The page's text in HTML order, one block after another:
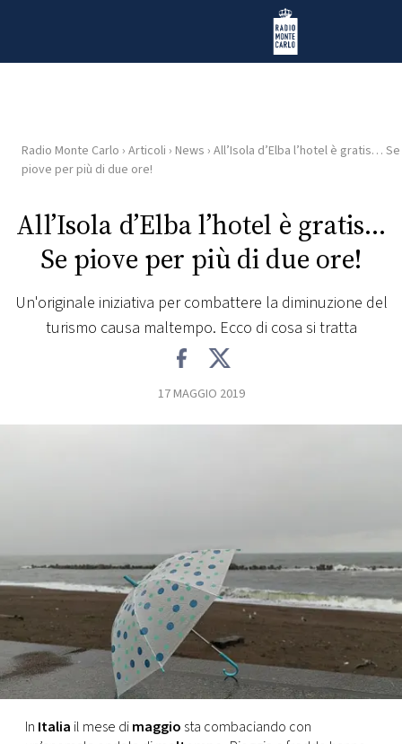
Radio Monte Carlo
HOME
RADIO
WEB
RADIO
PLAYLIST
VIDEO
TV
PRINCIPATO
DI
Radio Monte Carlo › Articoli › News › All’Isola d’Elba l’hotel è gratis… Se
piove per più di due ore!
All’Isola d’Elba l’hotel è gratis…
Se piove per più di due ore!
Un'originale iniziativa per combattere la diminuzione del
turismo causa maltempo. Ecco di cosa si tratta
17 MAGGIO 2019
In Italia il mese dimaggio sta combaciando con